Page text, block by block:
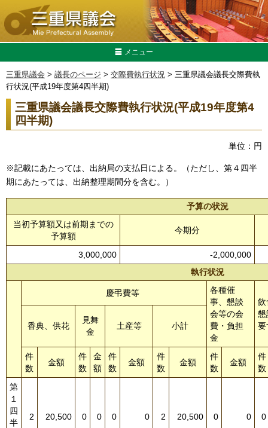
メニュー
三重県議会 > 議長のページ > 交際費執行状況 > 三重県議会議長交際費執
行状況(平成19年度第4四半期)
三重県議会議長交際費執行状況(平成19年度第4
四半期)
単位：円
※記載にあたっては、出納局の支払日による。（ただし、第４四半
期にあたっては、出納整理期間分を含む。）
予算の状況
当初予算額又は前期までの
予算額
今期分
3,000,000
-2,000,000
執行状況
慶弔費等
各種催
事、懇談
会等の会
費・負担
金
飲
懇
要
香典、供花
見舞
金
土産等 小計
件
数
金額
件
数
金
額
件
数
金額
件
数
金額
件
数
金額
件
数
第
１
四
半
2 20,500 0 0 0 0 2 20,500 0 0 0